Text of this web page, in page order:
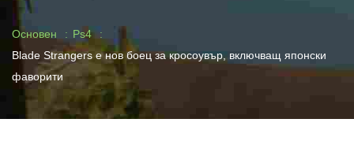
Основен
Ps4
Blade Strangers е нов боец ​​за кросоувър, включващ японски
фаворити